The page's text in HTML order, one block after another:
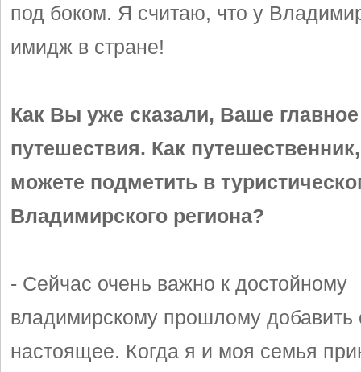
под боком. Я считаю, что у
имидж в стране!
Как Вы уже сказали, Ваше
путешествия. Как
можете подметить в
Владимирского региона?
- Сейчас очень важно к достойному
владимирскому прошлому добавить
настоящее. Когда я и моя семья